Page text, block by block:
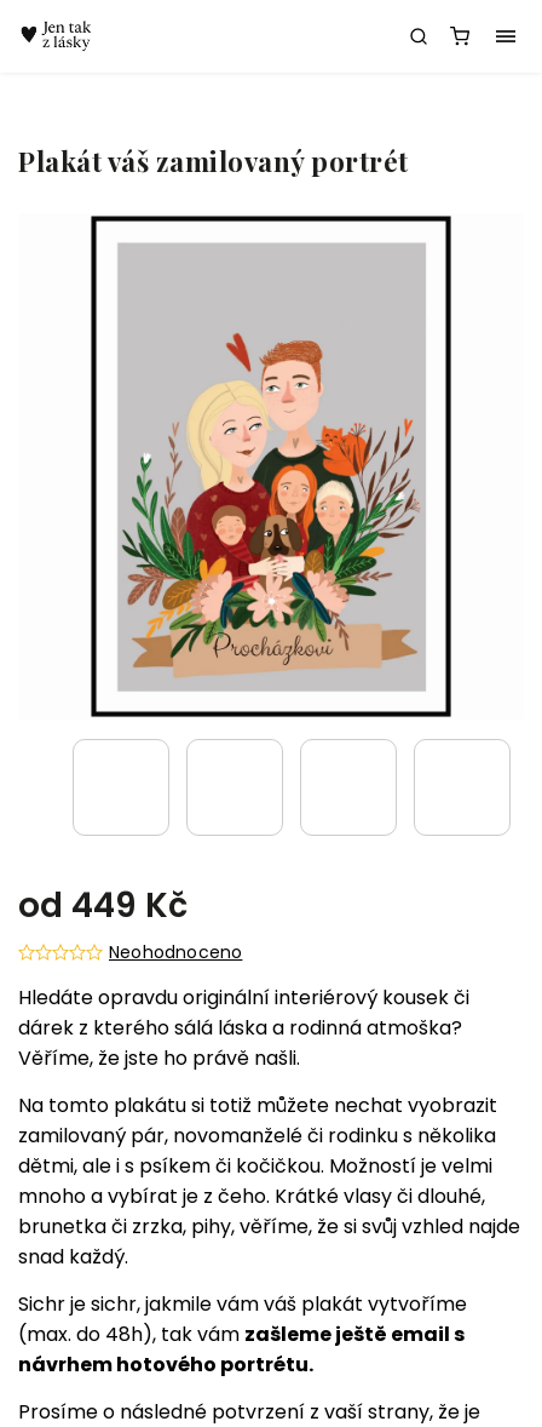
Plakát váš zamilovaný portrét
od 449 Kč
Neohodnoceno
Hledáte opravdu originální interiérový kousek či
dárek z kterého sálá láska a rodinná atmoška?
Věříme, že jste ho právě našli.
Na tomto plakátu si totiž můžete nechat vyobrazit
zamilovaný pár, novomanželé či rodinku s několika
dětmi, ale i s psíkem či kočičkou. Možností je velmi
mnoho a vybírat je z čeho. Krátké vlasy či dlouhé,
brunetka či zrzka, pihy, věříme, že si svůj vzhled najde
snad každý.
Sichr je sichr, jakmile vám váš plakát vytvoříme
(max. do 48h), tak vám zašleme ještě email s
návrhem hotového portrétu.
Prosíme o následné potvrzení z vaší strany, že je